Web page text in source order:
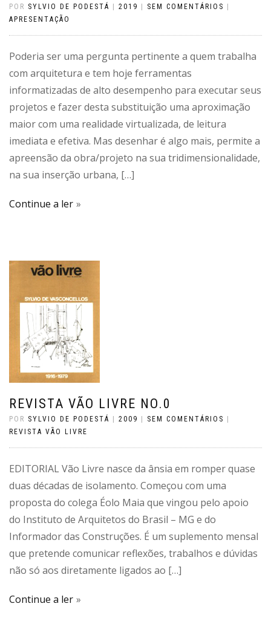
POR SYLVIO DE PODESTÁ 2019 SEM COMENTÁRIOS
APRESENTAÇÃO
Poderia ser uma pergunta pertinente a quem trabalha
com arquitetura e tem hoje ferramentas
informatizadas de alto desempenho para executar seus
projetos e fazer desta substituição uma aproximação
maior com uma realidade virtualizada, de leitura
imediata e efetiva. Mas desenhar é algo mais, permite a
apreensão da obra/projeto na sua tridimensionalidade,
na sua inserção urbana, […]
Continue a ler
REVISTA VÃO LIVRE NO.0
POR SYLVIO DE PODESTÁ 2009 SEM COMENTÁRIOS
REVISTA VÃO LIVRE
EDITORIAL Vão Livre nasce da ânsia em romper quase
duas décadas de isolamento. Começou com uma
proposta do colega Éolo Maia que vingou pelo apoio
do Instituto de Arquitetos do Brasil – MG e do
Informador das Construções. É um suplemento mensal
que pretende comunicar reflexões, trabalhos e dúvidas
não só aos diretamente ligados ao […]
Continue a ler